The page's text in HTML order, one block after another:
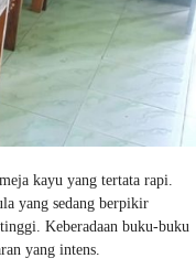
kayu yang tertata rapi.
yang sedang berpikir
Keberadaan buku-buku
yang intens.